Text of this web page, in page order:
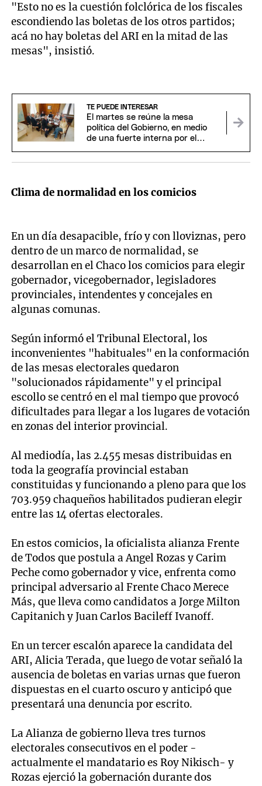
"Esto no es la cuestión folclórica de los fiscales
escondiendo las boletas de los otros partidos;
acá no hay boletas del ARI en la mitad de las
mesas", insistió.
TE PUEDE INTERESAR
El martes se reúne la mesa
política del Gobierno, en medio
de una fuerte interna por el
Clima de normalidad en los comicios
En un día desapacible, frío y con lloviznas, pero
dentro de un marco de normalidad, se
desarrollan en el Chaco los comicios para elegir
gobernador, vicegobernador, legisladores
provinciales, intendentes y concejales en
algunas comunas.
Según informó el Tribunal Electoral, los
inconvenientes "habituales" en la conformación
de las mesas electorales quedaron
"solucionados rápidamente" y el principal
escollo se centró en el mal tiempo que provocó
dificultades para llegar a los lugares de votación
en zonas del interior provincial.
Al mediodía, las 2.455 mesas distribuidas en
toda la geografía provincial estaban
constituidas y funcionando a pleno para que los
703.959 chaqueños habilitados pudieran elegir
entre las 14 ofertas electorales.
En estos comicios, la oficialista alianza Frente
de Todos que postula a Angel Rozas y Carim
Peche como gobernador y vice, enfrenta como
principal adversario al Frente Chaco Merece
Más, que lleva como candidatos a Jorge Milton
Capitanich y Juan Carlos Bacileff Ivanoff.
En un tercer escalón aparece la candidata del
ARI, Alicia Terada, que luego de votar señaló la
ausencia de boletas en varias urnas que fueron
dispuestas en el cuarto oscuro y anticipó que
presentará una denuncia por escrito.
La Alianza de gobierno lleva tres turnos
electorales consecutivos en el poder -
actualmente el mandatario es Roy Nikisch- y
Rozas ejerció la gobernación durante dos